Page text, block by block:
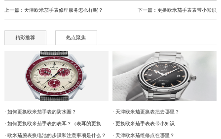
上一篇： 天津欧米茄手表修理服务怎么样呢？ 下一篇：更换欧米茄手表表带小知识
精彩推荐 热点聚焦
· 如何更换欧米茄手表的防水圈？
· 欧米茄腕表换电池的步骤和注意事项是什么？
· 天津欧米茄更换表把去哪里？
· 更换欧米茄手表表带小知识
· 天津欧米茄维修点在哪里？